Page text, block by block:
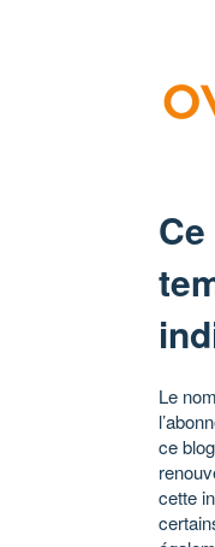
Le
ce
cette